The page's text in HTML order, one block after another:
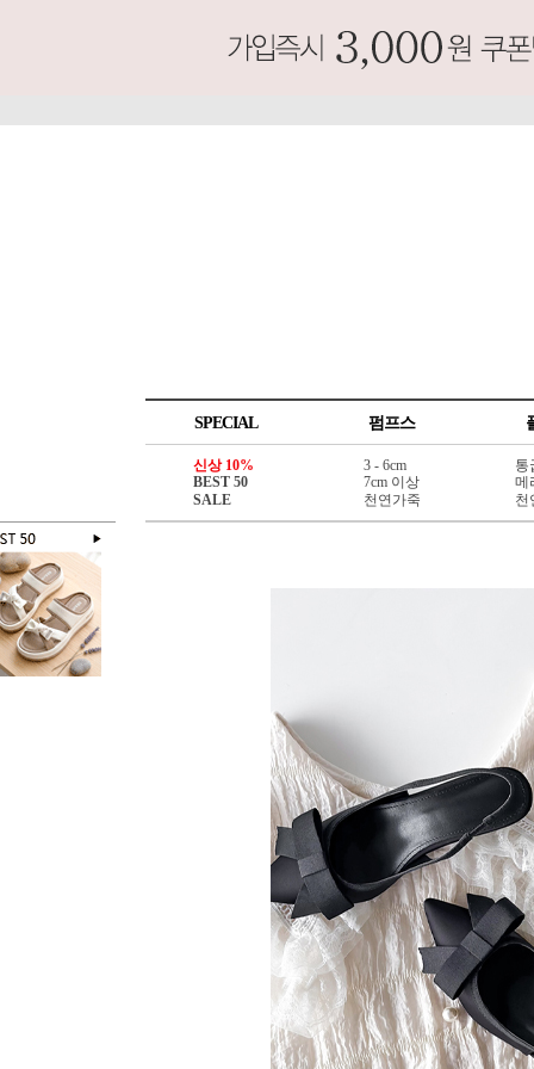
SPECIAL 펌프스
신상 10%
BEST 50
SALE
3 - 6cm
7cm 이상
천연가죽
통
메
천